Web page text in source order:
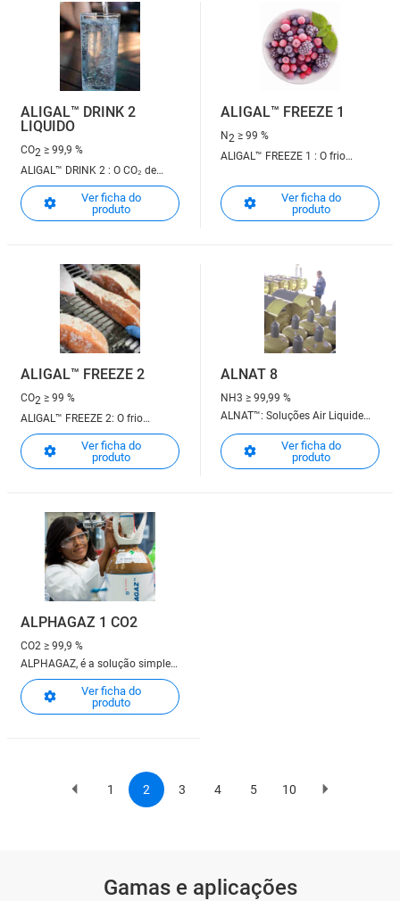
ALIGAL™ DRINK 2
LIQUIDO
CO2 ≥ 99,9 %
ALIGAL™ DRINK 2 : O CO₂ de
referência para a carbonatação
de bebidas de excelência!
Ver ficha do
produto
ALIGAL™ FREEZE 1
N2 ≥ 99 %
ALIGAL™ FREEZE 1 : O frio
arrefecimento ou uma
congelação alimentar
Ver ficha do
produto
ALIGAL™ FREEZE 2
CO2 ≥ 99 %
ALIGAL™ FREEZE 2: O frio
criogénico para um controlo de
temperatura e uma congelação
alimentar de precisão!
Ver ficha do
produto
ALNAT 8
NH3 ≥ 99,99 %
ALNAT™: Soluções Air Liquide
para o tratamento térmico de
metais
Ver ficha do
produto
ALPHAGAZ 1 CO2
CO2 ≥ 99,9 %
ALPHAGAZ, é a solução simples
para optimizar a cadeia
analítica
Ver ficha do
produto
PreviousPage
1
Current
page
2 Page
3 Page
4 Page
5 Page
10
Next
Gamas e aplicações